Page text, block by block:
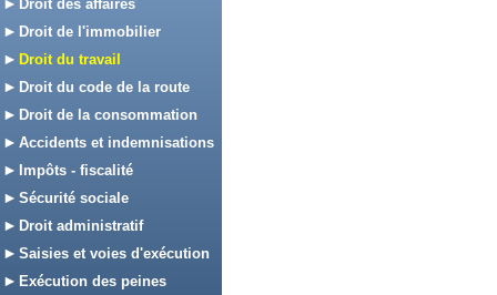
Droit des affaires
Droit de l'immobilier
Droit du travail
Droit du code de la route
Droit de la consommation
Accidents et indemnisations
Impôts - fiscalité
Sécurité sociale
Droit administratif
Saisies et voies d'exécution
Exécution des peines